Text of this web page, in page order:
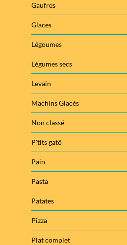
Gaufres
Glaces
Légoumes
Légumes secs
Levain
Machins Glacés
Non classé
P'tits gatô
Pain
Pasta
Patates
Pizza
Plat complet